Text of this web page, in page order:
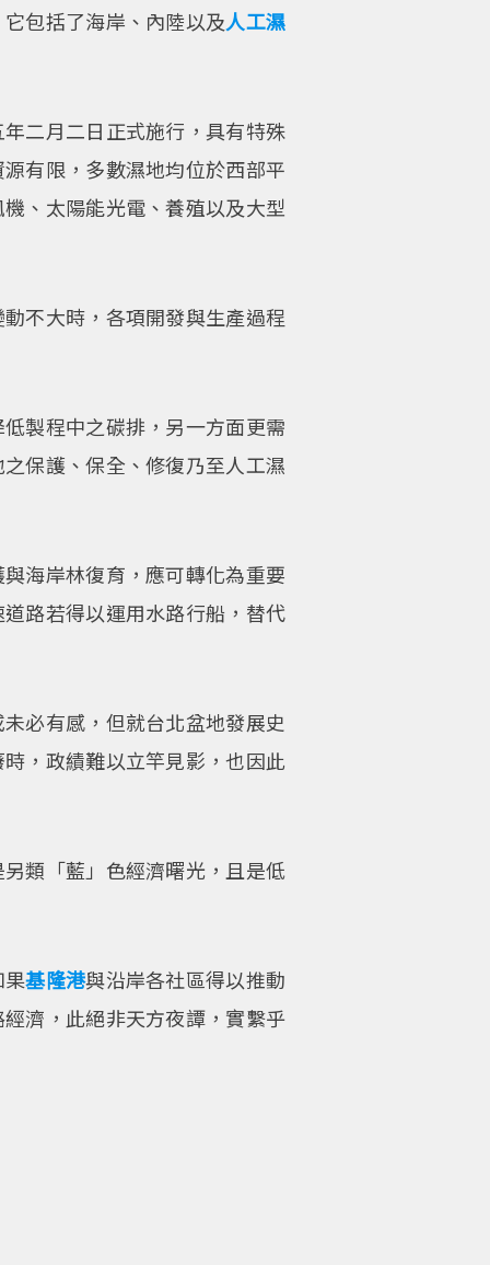
包括了海岸、內陸以及人工濕
二月二日正式施行，具有特殊
有限，多數濕地均位於西部平
、太陽能光電、養殖以及大型
不大時，各項開發與生產過程
製程中之碳排，另一方面更需
保護、保全、修復乃至人工濕
海岸林復育，應可轉化為重要
路若得以運用水路行船，替代
必有感，但就台北盆地發展史
，政績難以立竿見影，也因此
類「藍」色經濟曙光，且是低
果基隆港與沿岸各社區得以推動
濟，此絕非天方夜譚，實繫乎